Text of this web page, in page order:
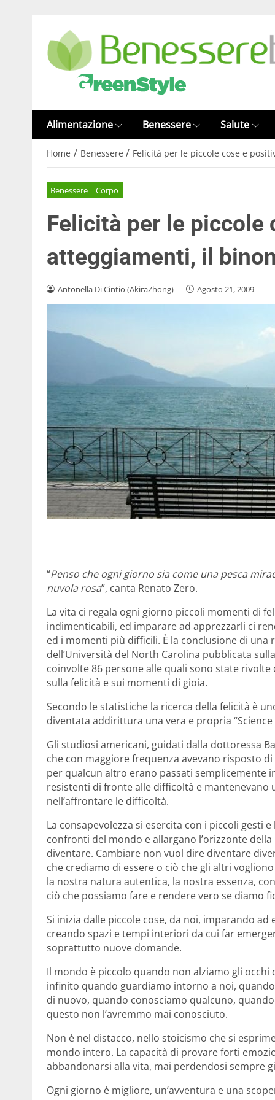
Alimentazione Benessere Salute
Home / Benessere / Felicità per le piccole cose e
Benessere Corpo
Felicità per le
atteggiamenti, il
Antonella Di Cintio (AkiraZhong) - Agosto 21, 2009
“Penso che ogni giorno sia come una pesca
nuvola rosa”, canta Renato Zero.
La vita ci regala ogni giorno piccoli momenti di
indimenticabili, ed imparare ad apprezzarli ci
ed i momenti più difficili. È la conclusione di
dell’Università del North Carolina pubblicata
coinvolte 86 persone alle quali sono state
sulla felicità e sui momenti di gioia.
Secondo le statistiche la ricerca della felicità è
diventata addirittura una vera e propria “Science
Gli studiosi americani, guidati dalla dottoressa
che con maggiore frequenza avevano risposto
per qualcun altro erano passati semplicemente
resistenti di fronte alle difficoltà e
nell’affrontare le difficoltà.
La consapevolezza si esercita con i piccoli gesti
confronti del mondo e allargano l’orizzonte
diventare. Cambiare non vuol dire diventare
che crediamo di essere o ciò che gli altri
la nostra natura autentica, la nostra essenza,
ciò che possiamo fare e rendere vero se diamo
Si inizia dalle piccole cose, da noi, imparando
creando spazi e tempi interiori da cui far
soprattutto nuove domande.
Il mondo è piccolo quando non alziamo gli
infinito quando guardiamo intorno a noi,
di nuovo, quando conosciamo qualcuno,
questo non l’avremmo mai conosciuto.
Non è nel distacco, nello stoicismo che si
mondo intero. La capacità di provare forti
abbandonarsi alla vita, mai perdendosi sempre
Ogni giorno è migliore, un’avventura e una